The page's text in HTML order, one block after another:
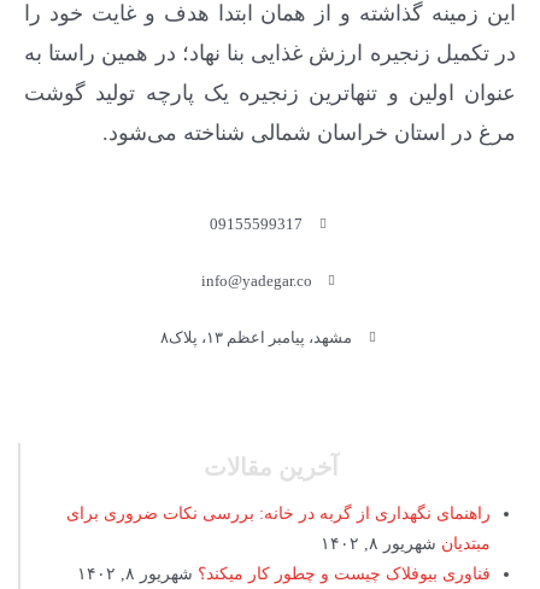
این زمینه گذاشته و از همان ابتدا هدف و غایت خود را
در تکمیل زنجیره ارزش غذایی بنا نهاد؛ در همین راستا به
عنوان اولین و تنهاترین زنجیره یک پارچه تولید گوشت
مرغ در استان خراسان شمالی شناخته می‌شود.
09155599317
info@yadegar.co
مشهد، پیامبر اعظم ۱۳، پلاک۸
آخرین مقالات
راهنمای نگهداری از گربه در خانه: بررسی نکات ضروری برای
مبتدیان شهریور ۸, ۱۴۰۲
فناوری بیوفلاک چیست و چطور کار میکند؟ شهریور ۸, ۱۴۰۲